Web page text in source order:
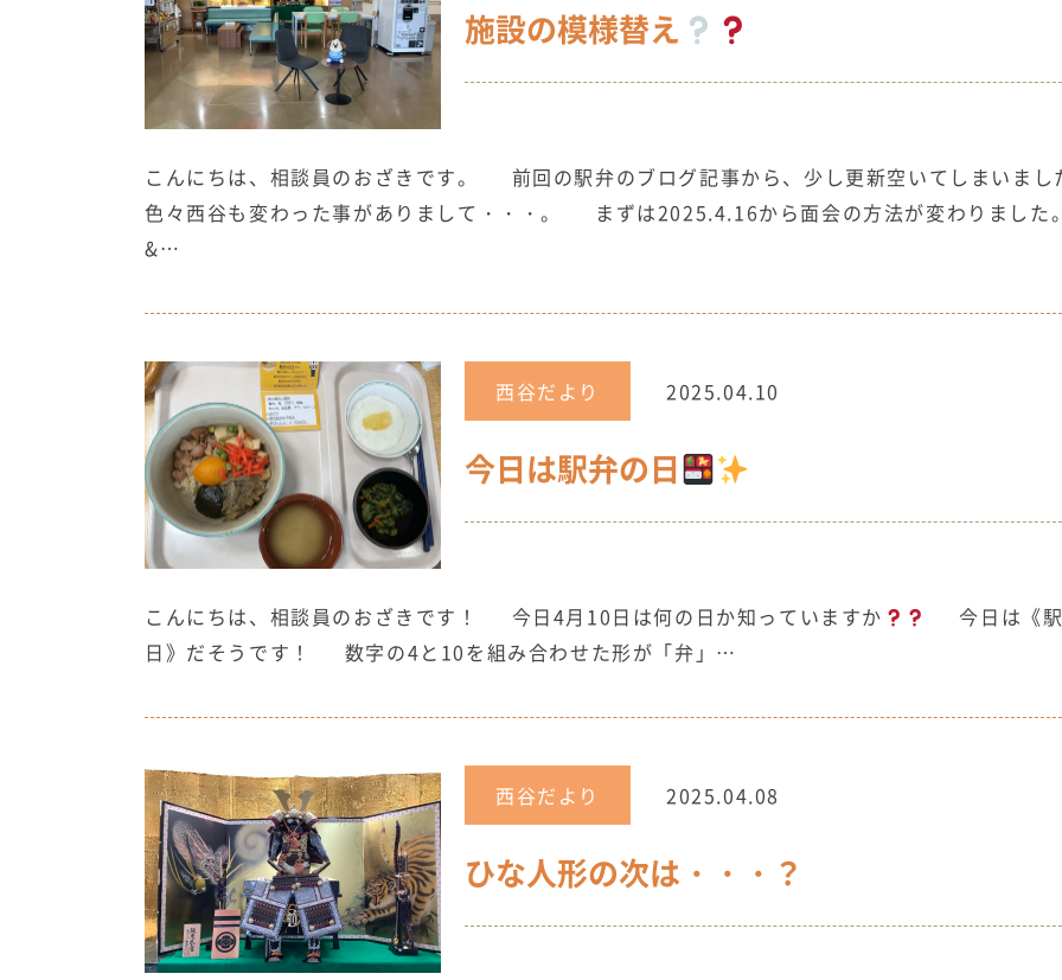
施設の模様替え
こんにちは、相談員のおざきです。 前回の駅弁のブログ記事から、少し更新空いてしまいまし
色々西谷も変わった事がありまして・・・。 まずは2025.4.16から面会の方法が変わりました
&…
西谷だより 2025.04.10
今日は駅弁の日
こんにちは、相談員のおざきです！ 今日4月10日は何の日か知っていますか
今日は《駅
日》だそうです！ 数字の4と10を組み合わせた形が「弁」…
西谷だより 2025.04.08
ひな人形の次は・・・？